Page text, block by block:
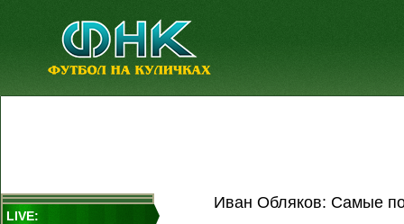
LIVE:
Иван Обляков: Самые